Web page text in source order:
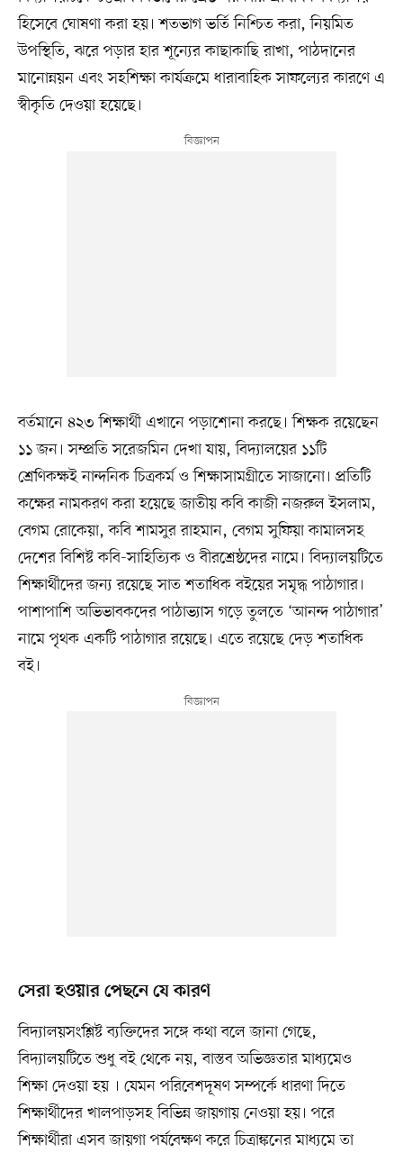
হিসেবে ঘোষণা করা হয়। শতভাগ ভর্তি নিশ্চিত করা, নিয়মিত
উপস্থিতি, ঝরে পড়ার হার শূন্যের কাছাকাছি রাখা, পাঠদানের
মানোন্নয়ন এবং সহশিক্ষা কার্যক্রমে ধারাবাহিক সাফল্যের কারণে এ
স্বীকৃতি দেওয়া হয়েছে।
বর্তমানে ৪২৩ শিক্ষার্থী এখানে পড়াশোনা করছে। শিক্ষক রয়েছেন
১১ জন। সম্প্রতি সরেজমিন দেখা যায়, বিদ্যালয়ের ১১টি
শ্রেণিকক্ষই নান্দনিক চিত্রকর্ম ও শিক্ষাসামগ্রীতে সাজানো। প্রতিটি
কক্ষের নামকরণ করা হয়েছে জাতীয় কবি কাজী নজরুল ইসলাম,
বেগম রোকেয়া, কবি শামসুর রাহমান, বেগম সুফিয়া কামালসহ
দেশের বিশিষ্ট কবি-সাহিত্যিক ও বীরশ্রেষ্ঠদের নামে। বিদ্যালয়টিতে
শিক্ষার্থীদের জন্য রয়েছে সাত শতাধিক বইয়ের সমৃদ্ধ পাঠাগার।
পাশাপাশি অভিভাবকদের পাঠাভ্যাস গড়ে তুলতে ‘আনন্দ পাঠাগার’
নামে পৃথক একটি পাঠাগার রয়েছে। এতে রয়েছে দেড় শতাধিক
বই।
সেরা হওয়ার পেছনে যে কারণ
বিদ্যালয়সংশ্লিষ্ট ব্যক্তিদের সঙ্গে কথা বলে জানা গেছে,
বিদ্যালয়টিতে শুধু বই থেকে নয়, বাস্তব অভিজ্ঞতার মাধ্যমেও
শিক্ষা দেওয়া হয় । যেমন পরিবেশদূষণ সম্পর্কে ধারণা দিতে
শিক্ষার্থীদের খালপাড়সহ বিভিন্ন জায়গায় নেওয়া হয়। পরে
শিক্ষার্থীরা এসব জায়গা পর্যবেক্ষণ করে চিত্রাঙ্কনের মাধ্যমে তা